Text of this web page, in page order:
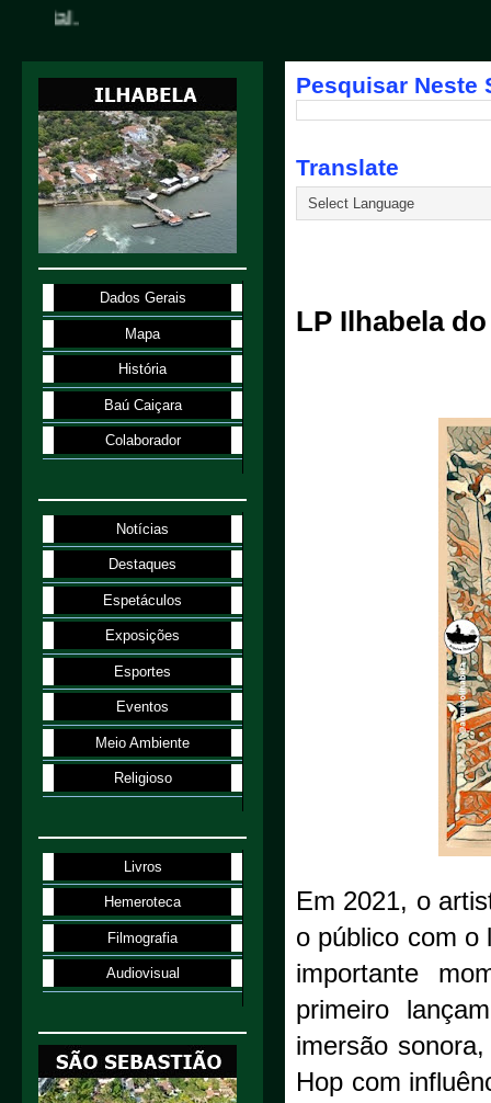
Pesquisar Neste
Translate
LP Ilhabela
Em 2021, o
o público com o
importante
primeiro
imersão
Hop com
Dados Gerais
Mapa
História
Baú Caiçara
Colaborador
Notícias
Destaques
Espetáculos
Exposições
Esportes
Eventos
Meio Ambiente
Religioso
Livros
Hemeroteca
Filmografia
Audiovisual